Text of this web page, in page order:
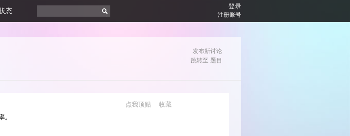
态
登录
注册账号
发布新讨论
跳转至 题目
点我顶贴
收藏